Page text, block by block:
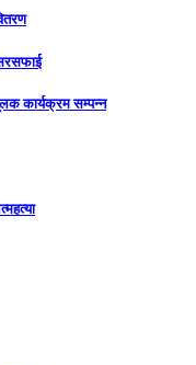
सरसफाई
कार्यक्रम सम्पन्न